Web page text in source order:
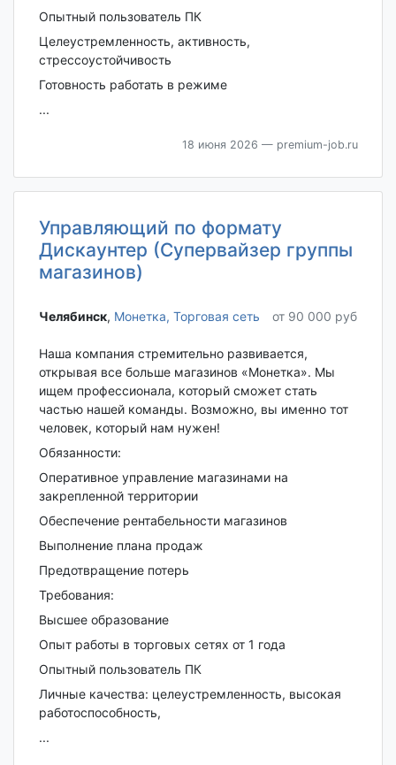
Опытный пользователь ПК
Целеустремленность, активность,
стрессоустойчивость
Готовность работать в режиме
...
18 июня 2026 — premium-job.ru
Управляющий по формату
Дискаунтер (Супервайзер группы
магазинов)
Челябинск‎, Монетка, Торговая сеть от 90 000 руб
Наша компания стремительно развивается,
открывая все больше магазинов «Монетка». Мы
ищем профессионала, который сможет стать
частью нашей команды. Возможно, вы именно тот
человек, который нам нужен!
Обязанности:
Оперативное управление магазинами на
закрепленной территории
Обеспечение рентабельности магазинов
Выполнение плана продаж
Предотвращение потерь
Требования:
Высшее образование
Опыт работы в торговых сетях от 1 года
Опытный пользователь ПК
Личные качества: целеустремленность, высокая
работоспособность,
...